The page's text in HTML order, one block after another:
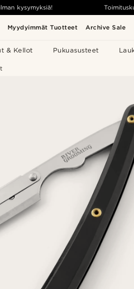
Myydyimmät Tuotteet Archive Sale
& Kellot Pukuasusteet
kysymyksiä!